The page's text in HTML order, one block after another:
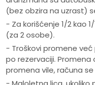
(bez obzira na uzrast)
- Za korišćenje 1/2 kao
(za 2 osobe).
- Troškovi promene
po rezervaciji.
promena vile, računa